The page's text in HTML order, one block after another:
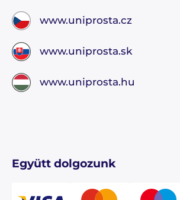
www.uniprosta.cz
www.uniprosta.sk
www.uniprosta.hu
Együtt dolgozunk